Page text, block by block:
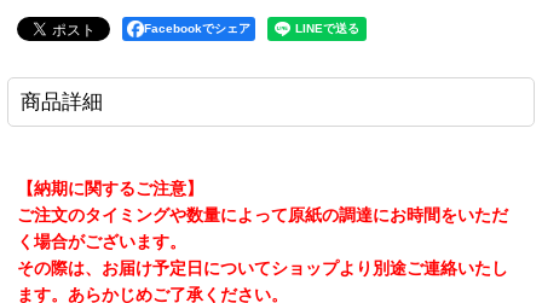
Facebookでシェア
商品詳細
【納期に関するご注意】
ご注文のタイミングや数量によって原紙の調達にお時間をいただ
く場合がございます。
その際は、お届け予定日についてショップより別途ご連絡いたし
ます。あらかじめご了承ください。